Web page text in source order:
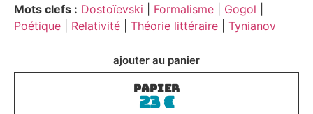
ajouter au panier
PAPIER
23€
Mots clefs : Dostoïevski Formalisme Gogol
Poétique
Relativité Théorie littéraire Tynianov